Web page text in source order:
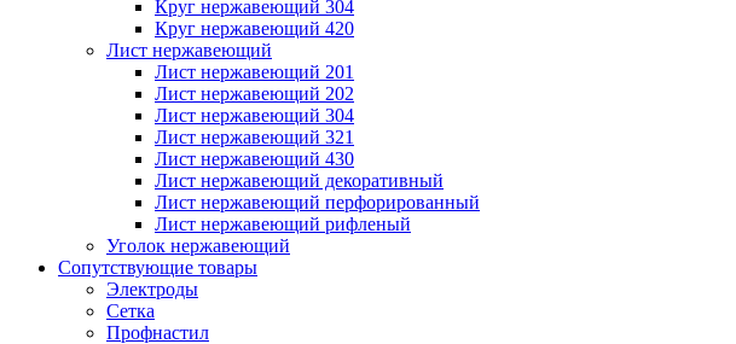
Круг нержавеющий 304
Круг нержавеющий 420
Лист нержавеющий
Лист нержавеющий 201
Лист нержавеющий 202
Лист нержавеющий 304
Лист нержавеющий 321
Лист нержавеющий 430
Лист нержавеющий декоративный
Лист нержавеющий перфорированный
Лист нержавеющий рифленый
Уголок нержавеющий
Cопутствующие товары
Электроды
Сетка
Профнастил